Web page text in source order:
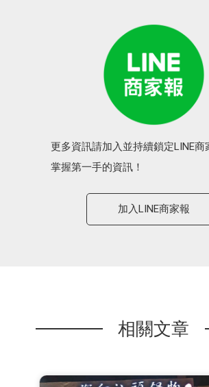
更多資訊請加入並持續鎖定LINE商
掌握第一手的資訊！
加入LINE商家報
相關文章